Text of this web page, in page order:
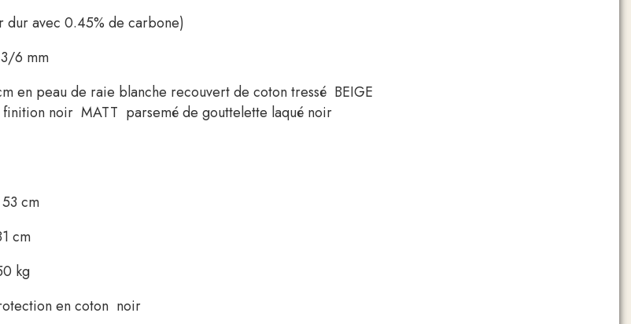
avec 0.45% de carbone)
lame : 5/6 * 3/6 mm
en peau de raie blanche recouvert de coton tressé BEIGE
noir MATT parsemé de gouttelette laqué noir
cm
cm
kg
en coton noir